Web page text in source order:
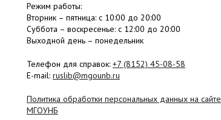
Режим работы:
Вторник – пятница: с 10:00 до 20:00
Суббота – воскресенье: c 12:00 до 20:00
Выходной день – понедельник
Телефон для справок: +7 (8152) 45-08-58
E-mail: ruslib@mgounb.ru
Политика обработки персональных данных на сайте
МГОУНБ